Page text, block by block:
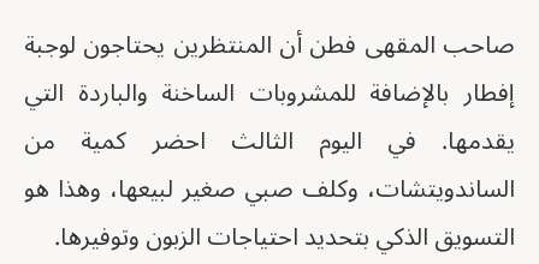
صاحب المقهى فطن أن المنتظرين يحتاجون لوجبة
إفطار بالإضافة للمشروبات الساخنة والباردة التي
يقدمها. في اليوم الثالث احضر كمية من
الساندويتشات، وكلف صبي صغير لبيعها، وهذا هو
التسويق الذكي بتحديد احتياجات الزبون وتوفيرها.